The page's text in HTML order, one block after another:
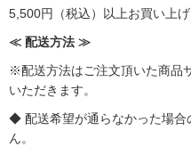
5,500円（税込）以上お買い上
≪ 配送方法 ≫
※配送方法はご注文頂いた商品
いただきます。
◆ 配送希望が通らなかった場合
ん。